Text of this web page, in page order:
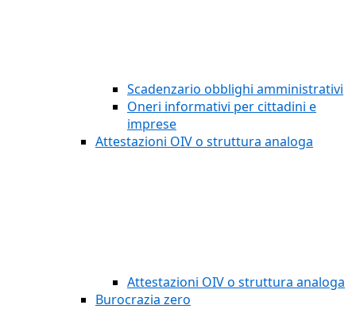
Scadenzario obblighi amministrativi
Oneri informativi per cittadini e
imprese
Attestazioni OIV o struttura analoga
Attestazioni OIV o struttura analoga
Burocrazia zero